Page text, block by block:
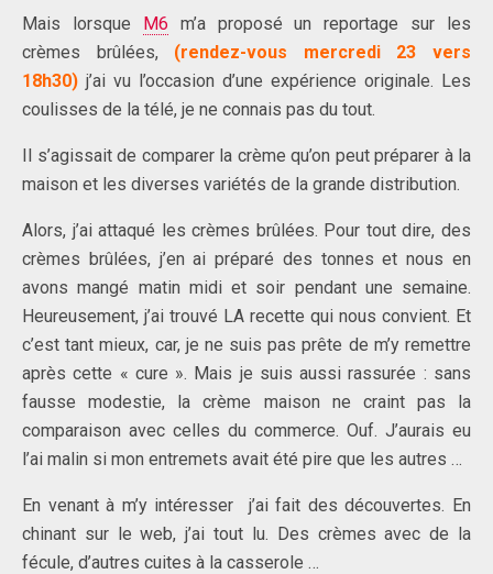
Mais lorsque M6 m’a proposé un reportage sur les
crèmes brûlées, (rendez-vous mercredi 23 vers
18h30) j’ai vu l’occasion d’une expérience originale. Les
coulisses de la télé, je ne connais pas du tout.
Il s’agissait de comparer la crème qu’on peut préparer à la
maison et les diverses variétés de la grande distribution.
Alors, j’ai attaqué les crèmes brûlées. Pour tout dire, des
crèmes brûlées, j’en ai préparé des tonnes et nous en
avons mangé matin midi et soir pendant une semaine.
Heureusement, j’ai trouvé LA recette qui nous convient. Et
c’est tant mieux, car, je ne suis pas prête de m’y remettre
après cette « cure ». Mais je suis aussi rassurée : sans
fausse modestie, la crème maison ne craint pas la
comparaison avec celles du commerce. Ouf. J’aurais eu
l’ai malin si mon entremets avait été pire que les autres …
En venant à m’y intéresser j’ai fait des découvertes. En
chinant sur le web, j’ai tout lu. Des crèmes avec de la
fécule, d’autres cuites à la casserole …